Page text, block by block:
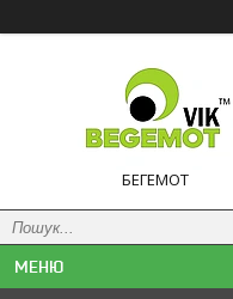
БЕГЕМОТ